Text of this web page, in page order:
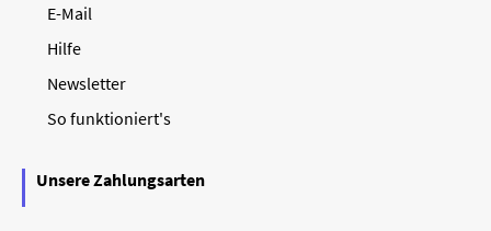
E-Mail
Hilfe
Newsletter
So funktioniert's
Unsere Zahlungsarten